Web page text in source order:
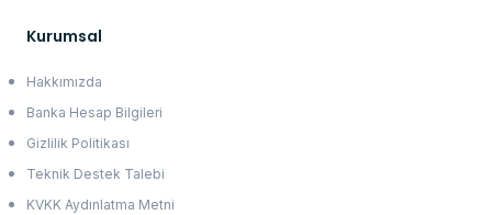
Kurumsal
Hakkımızda
Banka Hesap Bilgileri
Gizlilik Politikası
Teknik Destek Talebi
KVKK Aydınlatma Metni